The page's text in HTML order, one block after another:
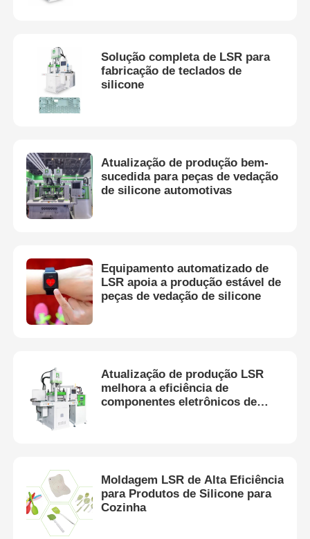
Solução completa de LSR para
fabricação de teclados de
silicone
Atualização de produção bem-
sucedida para peças de vedação
de silicone automotivas
Equipamento automatizado de
LSR apoia a produção estável de
peças de vedação de silicone
Atualização de produção LSR
melhora a eficiência de
componentes eletrônicos de
Moldagem LSR de Alta Eficiência
para Produtos de Silicone para
Cozinha